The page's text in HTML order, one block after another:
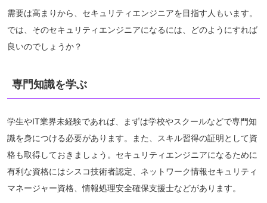
需要は高まりから、セキュリティエンジニアを目指す人もいます。
では、そのセキュリティエンジニアになるには、どのようにすれば
良いのでしょうか？
専門知識を学ぶ
学生やIT業界未経験であれば、まずは学校やスクールなどで専門知
識を身につける必要があります。また、スキル習得の証明として資
格も取得しておきましょう。セキュリティエンジニアになるために
有利な資格にはシスコ技術者認定、ネットワーク情報セキュリティ
マネージャー資格、情報処理安全確保支援士などがあります。